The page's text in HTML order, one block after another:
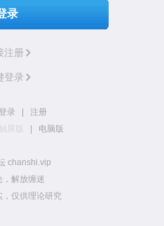
录
注册
登录
录
注册
触屏版 电脑版
chanshi.vip
，解放缠迷
，仅供理论研究